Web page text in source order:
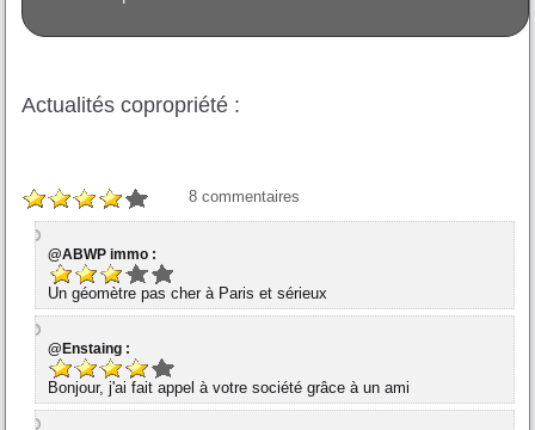
Actualités copropriété :
8 commentaires
@ABWP immo :
Un géomètre pas cher à Paris et sérieux
@Enstaing :
Bonjour, j'ai fait appel à votre société grâce à un ami